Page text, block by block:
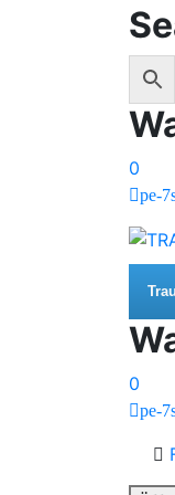
0
pe-
0
pe-